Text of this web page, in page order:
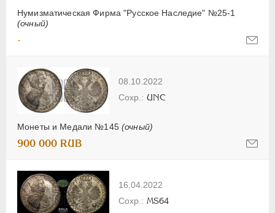
Нумизматическая Фирма "Русское Наследие" №25-1
(очный)
-
08.10.2022
Монеты и Медали №145 (очный)
UNC
900 000 RUB
16.04.2022
MS64